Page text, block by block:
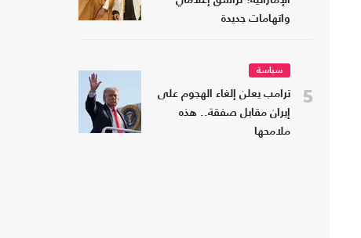
واتهامات جديدة
5
سياسة
ترامب يعلن إلغاء الهجوم على
إيران مقابل صفقة.. هذه
ملامحها